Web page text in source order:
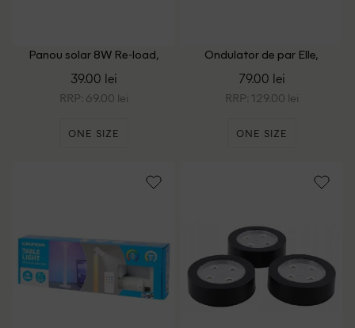
Panou solar 8W Re-load,
39.00 lei
RRP: 69.00 lei
ONE SIZE
Ondulator de par Elle,
79.00 lei
RRP: 129.00 lei
ONE SIZE